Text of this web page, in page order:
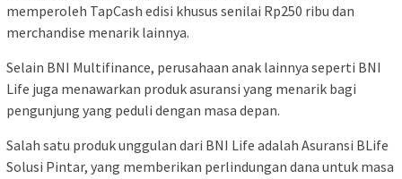
memperoleh TapCash edisi khusus senilai Rp250 ribu dan
merchandise menarik lainnya.
Selain BNI Multifinance, perusahaan anak lainnya seperti BNI
Life juga menawarkan produk asuransi yang menarik bagi
pengunjung yang peduli dengan masa depan.
Salah satu produk unggulan dari BNI Life adalah Asuransi BLife
Solusi Pintar, yang memberikan perlindungan dana untuk masa